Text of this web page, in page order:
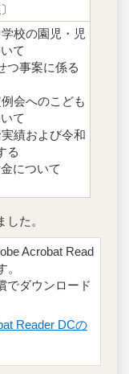
校の園児・児
て
つ事案に係る
会へのこども
て
績および令和
る
について
た。
Acrobat Read
でダウンロード
Reader DCの